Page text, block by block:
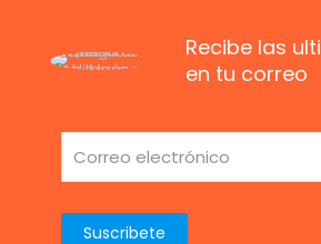
Recibe las
en tu correo